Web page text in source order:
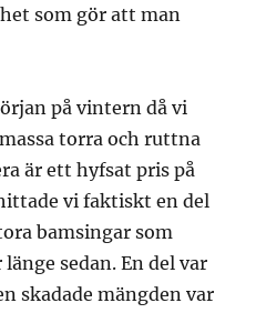
som gör att man
på vintern då vi
torra och ruttna
är ett hyfsat pris på
vi faktiskt en del
bamsingar som
sedan. En del var
skadade mängden var